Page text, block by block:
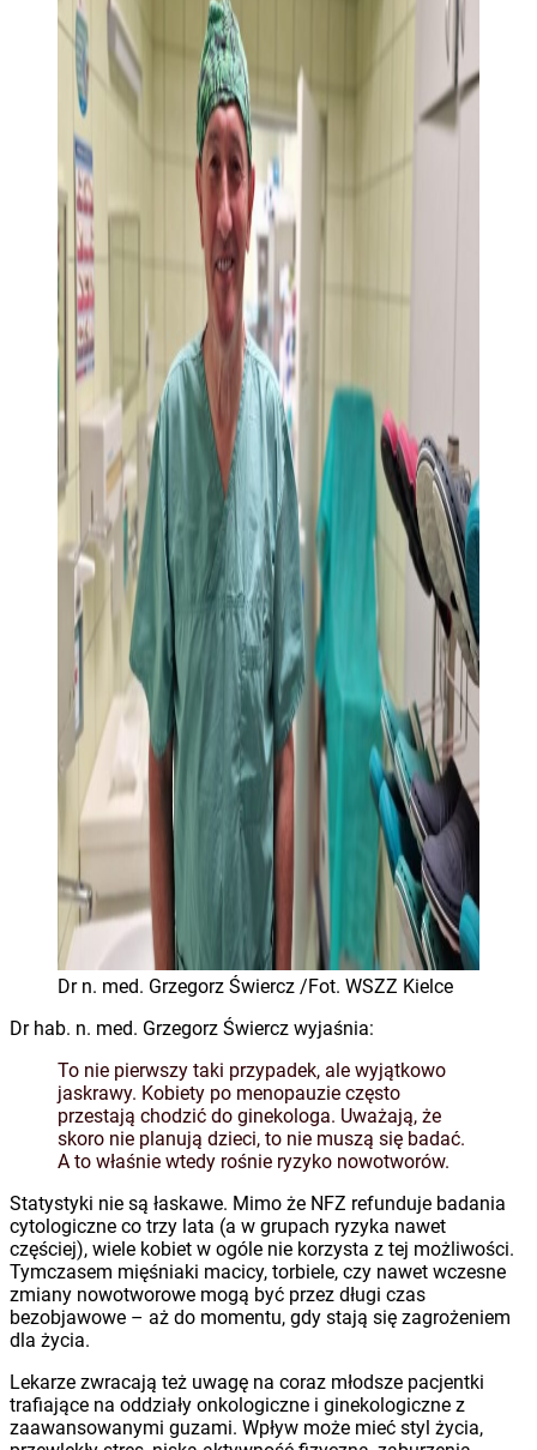
Dr n. med. Grzegorz Świercz /Fot. WSZZ Kielce
Dr hab. n. med. Grzegorz Świercz wyjaśnia:
To nie pierwszy taki przypadek, ale wyjątkowo
jaskrawy. Kobiety po menopauzie często
przestają chodzić do ginekologa. Uważają, że
skoro nie planują dzieci, to nie muszą się badać.
A to właśnie wtedy rośnie ryzyko nowotworów.
Statystyki nie są łaskawe. Mimo że NFZ refunduje badania
cytologiczne co trzy lata (a w grupach ryzyka nawet
częściej), wiele kobiet w ogóle nie korzysta z tej możliwości.
Tymczasem mięśniaki macicy, torbiele, czy nawet wczesne
zmiany nowotworowe mogą być przez długi czas
bezobjawowe – aż do momentu, gdy stają się zagrożeniem
dla życia.
Lekarze zwracają też uwagę na coraz młodsze pacjentki
trafiające na oddziały onkologiczne i ginekologiczne z
zaawansowanymi guzami. Wpływ może mieć styl życia,